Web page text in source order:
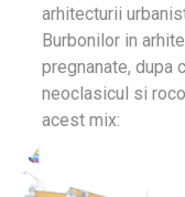
arhitecturii
Burbonilor in
pregnanate, dupa
neoclasicul si
acest mix: